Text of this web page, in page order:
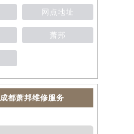
网点地址
萧邦
成都萧邦维修服务